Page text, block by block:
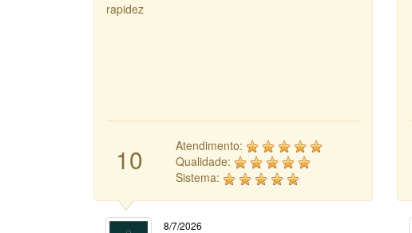
rapidez
10
Atendimento:
Qualidade:
Sistema:
8/7/2026